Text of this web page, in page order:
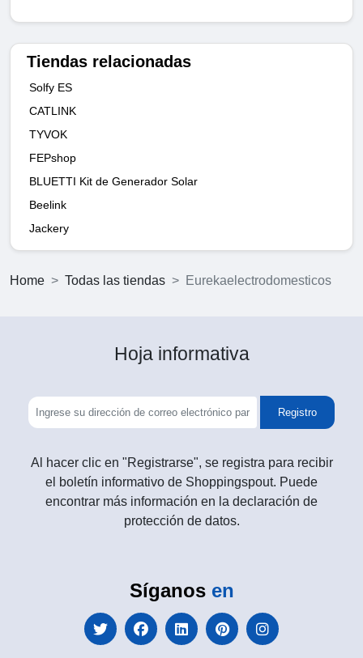
Tiendas relacionadas
Solfy ES
CATLINK
TYVOK
FEPshop
BLUETTI Kit de Generador Solar
Beelink
Jackery
Home Todas las tiendas Eurekaelectrodomesticos
Hoja informativa
Registro
Al hacer clic en "Registrarse", se registra para recibir
el boletín informativo de Shoppingspout. Puede
encontrar más información en la declaración de
protección de datos.
Síganos en